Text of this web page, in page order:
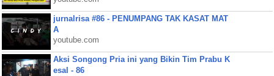
jurnalrisa #86 - PENUMPANG TAK KASAT MAT
A
youtube.com
Aksi Songong Pria ini yang Bikin Tim Prabu K
esal - 86